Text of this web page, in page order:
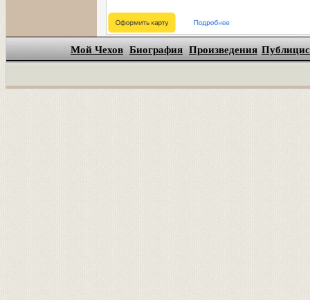
Мой Чехов Биография Произведения